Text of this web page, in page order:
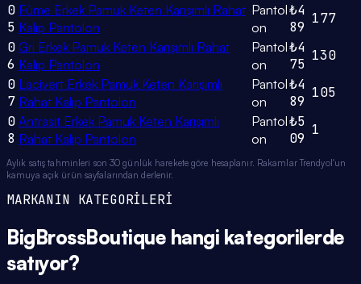
0
5
Füme Erkek Pamuk Keten Karışımlı Rahat
Kalıp Pantolon
Pantol
on
₺4
89
177
0
6
Gri Erkek Pamuk Keten Karışımlı Rahat
Kalıp Pantolon
Pantol
on
₺4
75
130
0
7
Lacivert Erkek Pamuk Keten Karışımlı
Rahat Kalıp Pantolon
Pantol
on
₺4
89
105
0
8
Antrasit Erkek Pamuk Keten Karışımlı
Rahat Kalıp Pantolon
Pantol
on
₺5
09
1
Aylık satış tahminleri son 30 günlük harekete göre hesaplanır. Rakamlar Trendyol'un
kamuya açık ürün sayfalarından derlenir.
MARKANIN KATEGORİLERİ
BigBrossBoutique hangi kategorilerde
satıyor?